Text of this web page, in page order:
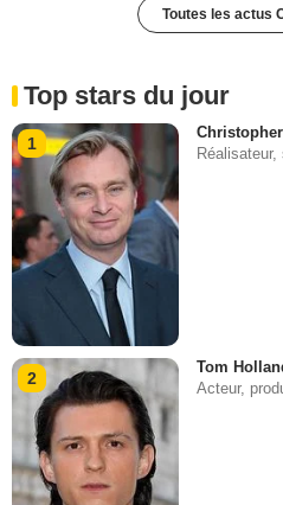
Toutes les actus
Top stars du jour
1
2
Tom
Acteur,